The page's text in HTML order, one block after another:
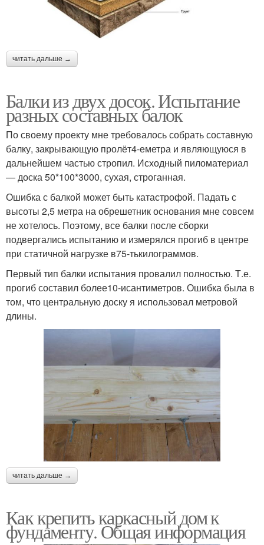
читать дальше →
Балки из двух досок. Испытание
разных составных балок
По своему проекту мне требовалось собрать составную
балку, закрывающую пролёт4-еметра и являющуюся в
дальнейшем частью стропил. Исходный пиломатериал
— доска 50*100*3000, сухая, строганная.
Ошибка с балкой может быть катастрофой. Падать с
высоты 2,5 метра на обрешетник основания мне совсем
не хотелось. Поэтому, все балки после сборки
подвергались испытанию и измерялся прогиб в центре
при статичной нагрузке в75-тькилограммов.
Первый тип балки испытания провалил полностью. Т.е.
прогиб составил более10-исантиметров. Ошибка была в
том, что центральную доску я использовал метровой
длины.
читать дальше →
Как крепить каркасный дом к
фундаменту. Общая информация